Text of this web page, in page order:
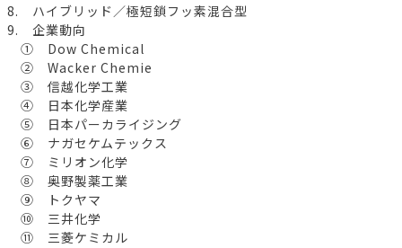
8. ハイブリッド／極短鎖フッ素混合型
9. 企業動向
① Dow Chemical
② Wacker Chemie
③ 信越化学工業
④ 日本化学産業
⑤ 日本パーカライジング
⑥ ナガセケムテックス
⑦ ミリオン化学
⑧ 奥野製薬工業
⑨ トクヤマ
⑩ 三井化学
⑪ 三菱ケミカル